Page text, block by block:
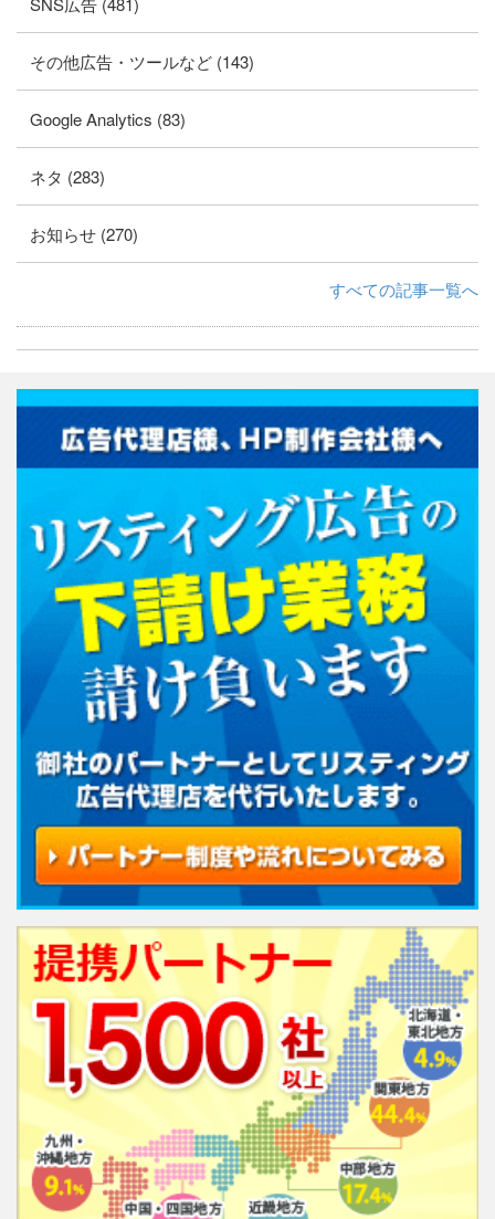
その他広告・ツールなど (143)
Google Analytics (83)
ネタ (283)
お知らせ (270)
すべての記事一覧へ